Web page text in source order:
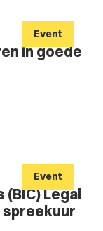
in goede
Event
Legal
spreekuur
Event